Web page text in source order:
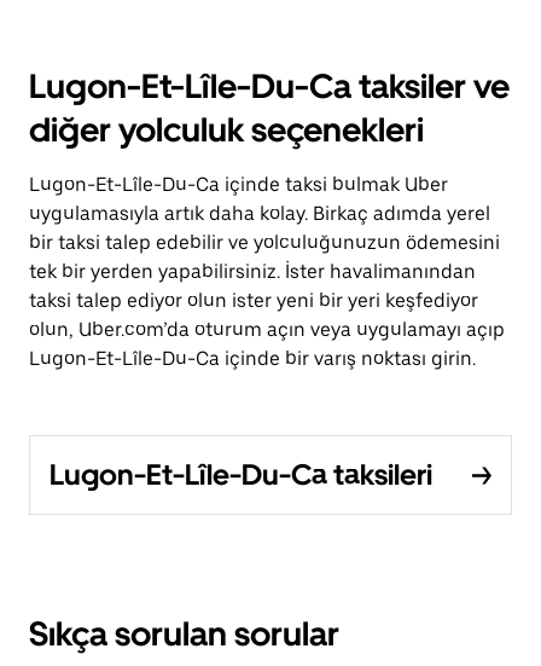
Lugon-Et-Lîle-Du-Ca taksiler ve
diğer yolculuk seçenekleri
Lugon-Et-Lîle-Du-Ca içinde taksi bulmak Uber
uygulamasıyla artık daha kolay. Birkaç adımda yerel
bir taksi talep edebilir ve yolculuğunuzun ödemesini
tek bir yerden yapabilirsiniz. İster havalimanından
taksi talep ediyor olun ister yeni bir yeri keşfediyor
olun, Uber.com’da oturum açın veya uygulamayı açıp
Lugon-Et-Lîle-Du-Ca içinde bir varış noktası girin.
Lugon-Et-Lîle-Du-Ca taksileri
Sıkça sorulan sorular